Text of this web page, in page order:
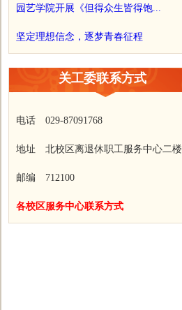
园艺学院开展《但得众生皆得饱...
坚定理想信念，逐梦青春征程
关工委联系方式
电话 029-87091768
地址 北校区离退休职工服务中心二楼
邮编 712100
各校区服务中心联系方式